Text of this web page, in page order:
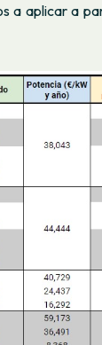
a aplicar a